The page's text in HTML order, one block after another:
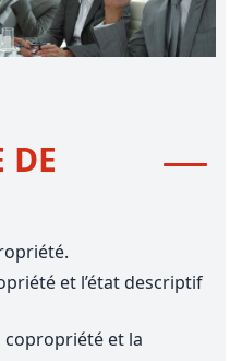
DE
et l’état descriptif
copropriété et la